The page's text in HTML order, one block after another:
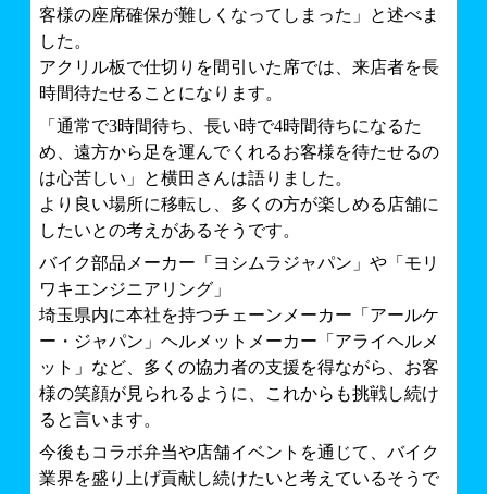
客様の座席確保が難しくなってしまった」と述べま
した。
アクリル板で仕切りを間引いた席では、来店者を長
時間待たせることになります。
「通常で3時間待ち、長い時で4時間待ちになるた
め、遠方から足を運んでくれるお客様を待たせるの
は心苦しい」と横田さんは語りました。
より良い場所に移転し、多くの方が楽しめる店舗に
したいとの考えがあるそうです。
バイク部品メーカー「ヨシムラジャパン」や「モリ
ワキエンジニアリング」
埼玉県内に本社を持つチェーンメーカー「アールケ
ー・ジャパン」ヘルメットメーカー「アライヘルメ
ット」など、多くの協力者の支援を得ながら、お客
様の笑顔が見られるように、これからも挑戦し続け
ると言います。
今後もコラボ弁当や店舗イベントを通じて、バイク
業界を盛り上げ貢献し続けたいと考えているそうで